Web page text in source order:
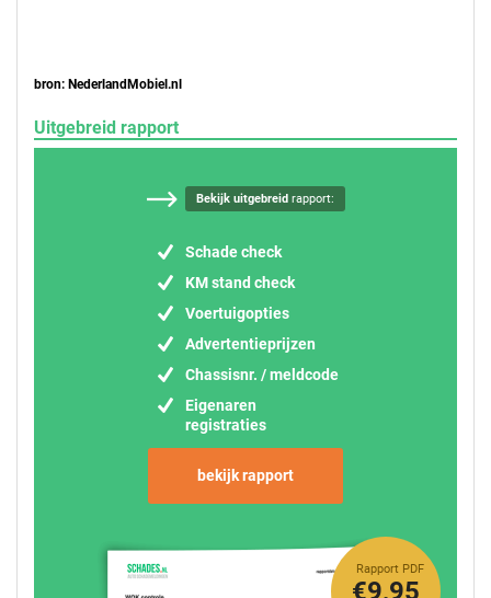
bron: NederlandMobiel.nl
Uitgebreid rapport
Bekijk uitgebreidrapport:
Schade check
KM stand check
Voertuigopties
Advertentieprijzen
Chassisnr. / meldcode
Eigenaren
registraties
bekijk rapport
Rapport PDF
€9,95